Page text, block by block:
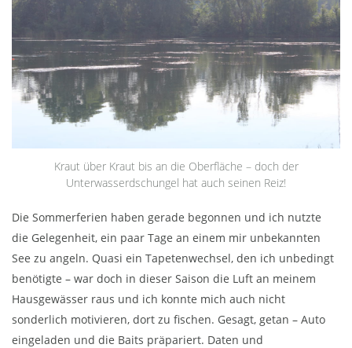
Kraut über Kraut bis an die Oberfläche – doch der
Unterwasserdschungel hat auch seinen Reiz!
Die Sommerferien haben gerade begonnen und ich nutzte
die Gelegenheit, ein paar Tage an einem mir unbekannten
See zu angeln. Quasi ein Tapetenwechsel, den ich unbedingt
benötigte – war doch in dieser Saison die Luft an meinem
Hausgewässer raus und ich konnte mich auch nicht
sonderlich motivieren, dort zu fischen. Gesagt, getan – Auto
eingeladen und die Baits präpariert. Daten und